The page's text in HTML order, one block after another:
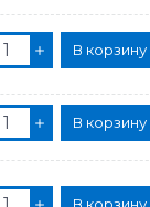
В корзину
В корзину